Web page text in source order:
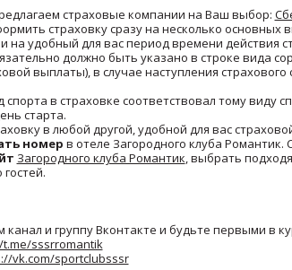
страховые компании на Ваш выбор:
страховку сразу на несколько основных
на удобный для вас период времени действия
должно быть указано в строке вида
выплаты), в случае наступления
в страховке соответствовал тому виду
старта.
в любой другой, удобной для вас
номер в отеле Загородного клуба Романтик.
Загородного клуба Романтик, выбрать
и группу Вконтакте и будьте первыми в
sssrromantik
vk.com/sportclubsssr